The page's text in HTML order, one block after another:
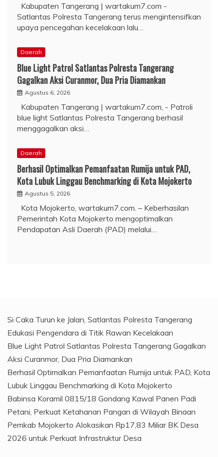
Kabupaten Tangerang | wartakum7.com -
Satlantas Polresta Tangerang terus mengintensifkan
upaya pencegahan kecelakaan lalu…
Daerah
Blue Light Patrol Satlantas Polresta Tangerang
Gagalkan Aksi Curanmor, Dua Pria Diamankan
Agustus 6, 2026
Kabupaten Tangerang | wartakum7.com, - Patroli
blue light Satlantas Polresta Tangerang berhasil
menggagalkan aksi…
Daerah
Berhasil Optimalkan Pemanfaatan Rumija untuk PAD,
Kota Lubuk Linggau Benchmarking di Kota Mojokerto
Agustus 5, 2026
Kota Mojokerto, wartakum7.com. – Keberhasilan
Pemerintah Kota Mojokerto mengoptimalkan
Pendapatan Asli Daerah (PAD) melalui…
Si Caka Turun ke Jalan, Satlantas Polresta Tangerang
Edukasi Pengendara di Titik Rawan Kecelakaan
Blue Light Patrol Satlantas Polresta Tangerang Gagalkan
Aksi Curanmor, Dua Pria Diamankan
Berhasil Optimalkan Pemanfaatan Rumija untuk PAD, Kota
Lubuk Linggau Benchmarking di Kota Mojokerto
Babinsa Koramil 0815/18 Gondang Kawal Panen Padi
Petani, Perkuat Ketahanan Pangan di Wilayah Binaan
Pemkab Mojokerto Alokasikan Rp17,83 Miliar BK Desa
2026 untuk Perkuat Infrastruktur Desa